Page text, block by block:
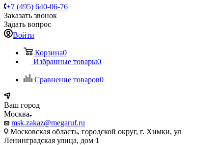
+7 (495) 640-06-76
Заказать звонок
Задать вопрос
Войти
Корзина0
Избранные товары0
Сравнение товаров0
Ваш город
Москва
msk.zakaz@megaruf.ru
Московская область, городской округ, г. Химки, ул
Ленинградская улица, дом 1